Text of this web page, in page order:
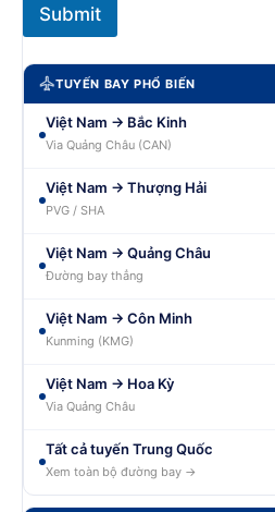
Submit
TUYẾN BAY PHỔ BIẾN
Việt Nam → Bắc Kinh
Via Quảng Châu (CAN)
Việt Nam → Thượng Hải
PVG / SHA
Việt Nam → Quảng Châu
Đường bay thẳng
Việt Nam → Côn Minh
Kunming (KMG)
Việt Nam → Hoa Kỳ
Via Quảng Châu
Tất cả tuyến Trung Quốc
Xem toàn bộ đường bay →